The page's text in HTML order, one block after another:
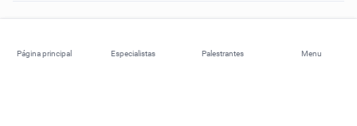
Página principal Especialistas Palestrantes Menu
Preciso de ajuda?